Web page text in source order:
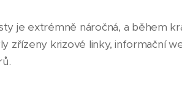
je extrémně náročná, a během
zřízeny krizové linky, informační